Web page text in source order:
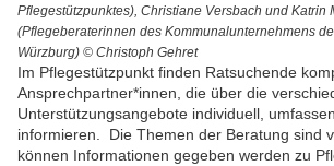
Pflegestützpunktes), Christiane Versbach und Katrin
(Pflegeberaterinnen des Kommunalunternehmens
Würzburg) © Christoph Gehret
Im Pflegestützpunkt finden Ratsuchende
Ansprechpartner*innen, die über die
Unterstützungsangebote individuell,
informieren. Die Themen der Beratung sind
können Informationen gegeben werden zu